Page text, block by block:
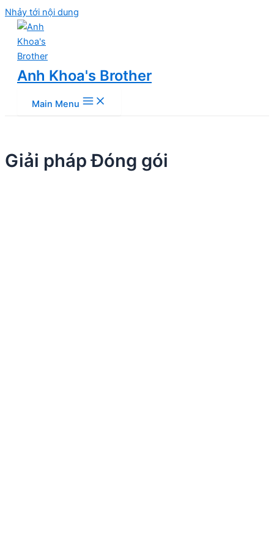
Nhảy tới nội dung
Anh Khoa's Brother
Main Menu
Giải pháp Đóng gói